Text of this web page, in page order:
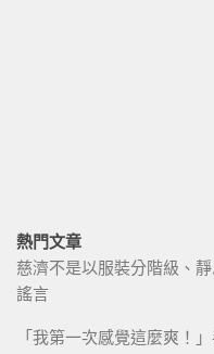
熱門文章
慈濟不是以服裝分階級、
謠言
「我第一次感覺這麼爽！